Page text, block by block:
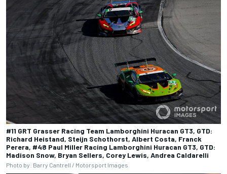
#11 GRT Grasser Racing Team Lamborghini Huracan GT3, GTD:
Richard Heistand, Steijn Schothorst, Albert Costa, Franck
Perera, #48 Paul Miller Racing Lamborghini Huracan GT3, GTD:
Madison Snow, Bryan Sellers, Corey Lewis, Andrea Caldarelli
Photo by: Barry Cantrell / Motorsport Images